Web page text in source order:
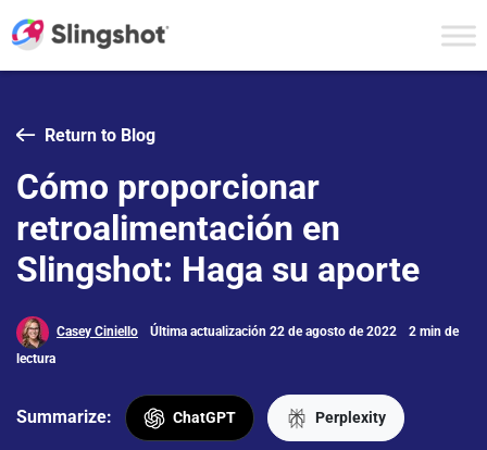
Return to Blog
Cómo proporcionar
retroalimentación en
Slingshot: Haga su aporte
Casey Ciniello Última actualización 22 de agosto de 2022
2 min de
lectura
Summarize: ChatGPT Perplexity